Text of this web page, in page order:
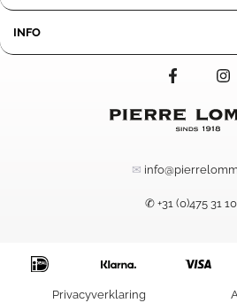
INFO
✉
✆ +31 (0)475 31
Privacyverklaring